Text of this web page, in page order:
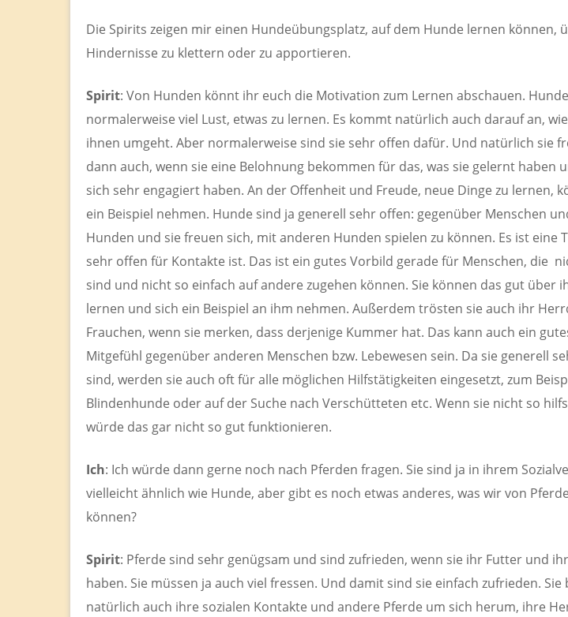
Die Spirits zeigen mir einen Hundeübungsplatz, auf dem Hunde lernen können,
Hindernisse zu klettern oder zu apportieren.
Spirit: Von Hunden könnt ihr euch die Motivation zum Lernen abschauen.
normalerweise viel Lust, etwas zu lernen. Es kommt natürlich auch darauf an,
ihnen umgeht. Aber normalerweise sind sie sehr offen dafür. Und natürlich sie
dann auch, wenn sie eine Belohnung bekommen für das, was sie gelernt haben
sich sehr engagiert haben. An der Offenheit und Freude, neue Dinge zu lernen,
ein Beispiel nehmen. Hunde sind ja generell sehr offen: gegenüber Menschen
Hunden und sie freuen sich, mit anderen Hunden spielen zu können. Es ist eine
sehr offen für Kontakte ist. Das ist ein gutes Vorbild gerade für Menschen, die
sind und nicht so einfach auf andere zugehen können. Sie können das gut über
lernen und sich ein Beispiel an ihm nehmen. Außerdem trösten sie auch ihr
Frauchen, wenn sie merken, dass derjenige Kummer hat. Das kann auch ein
Mitgefühl gegenüber anderen Menschen bzw. Lebewesen sein. Da sie generell
sind, werden sie auch oft für alle möglichen Hilfstätigkeiten eingesetzt, zum
Blindenhunde oder auf der Suche nach Verschütteten etc. Wenn sie nicht so
würde das gar nicht so gut funktionieren.
Ich: Ich würde dann gerne noch nach Pferden fragen. Sie sind ja in ihrem
vielleicht ähnlich wie Hunde, aber gibt es noch etwas anderes, was wir von
können?
Spirit: Pferde sind sehr genügsam und sind zufrieden, wenn sie ihr Futter und
haben. Sie müssen ja auch viel fressen. Und damit sind sie einfach zufrieden. Sie
natürlich auch ihre sozialen Kontakte und andere Pferde um sich herum, ihre